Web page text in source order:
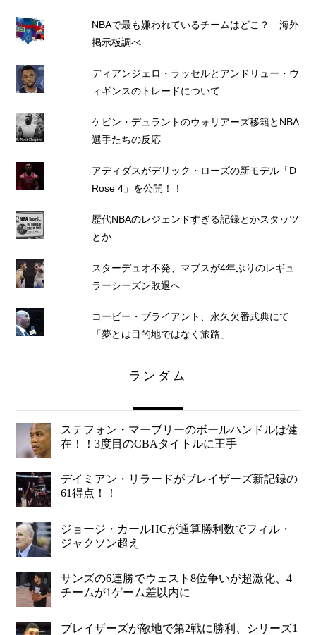
NBAで最も嫌われているチームはどこ？ 海外
掲示板調べ
ディアンジェロ・ラッセルとアンドリュー・ウ
ィギンスのトレードについて
ケビン・デュラントのウォリアーズ移籍とNBA
選手たちの反応
アディダスがデリック・ローズの新モデル「D
Rose 4」を公開！！
歴代NBAのレジェンドすぎる記録とかスタッツ
とか
スターデュオ不発、マブスが4年ぶりのレギュ
ラーシーズン敗退へ
コービー・ブライアント、永久欠番式典にて
「夢とは目的地ではなく旅路」
ランダム
ステフォン・マーブリーのボールハンドルは健
在！！3度目のCBAタイトルに王手
デイミアン・リラードがブレイザーズ新記録の
61得点！！
ジョージ・カールHCが通算勝利数でフィル・
ジャクソン超え
サンズの6連勝でウェスト8位争いが超激化、4
チームが1ゲーム差以内に
ブレイザーズが敵地で第2戦に勝利、シリーズ1